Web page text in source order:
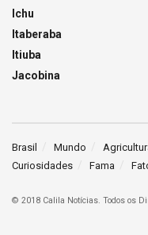
Ichu
Itaberaba
Itiuba
Jacobina
Brasil Mundo
Curiosidades
Fama
© 2018 Calila Notícias. Todos os